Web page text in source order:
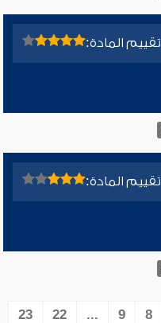
تقييم المادة:
تقييم المادة:
8
9
...
22
23